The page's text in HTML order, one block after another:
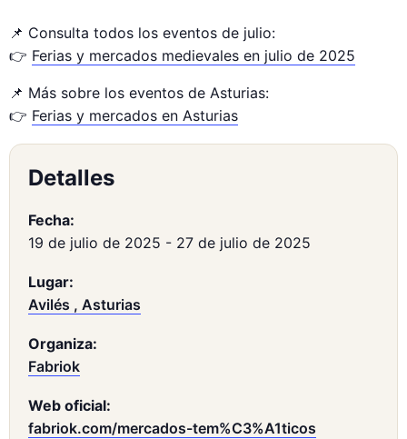
📌 Consulta todos los eventos de julio:
👉 Ferias y mercados medievales en julio de 2025
📌 Más sobre los eventos de Asturias:
👉 Ferias y mercados en Asturias
Detalles
Fecha:
19 de julio de 2025 - 27 de julio de 2025
Lugar:
Avilés , Asturias
Organiza:
Fabriok
Web oficial:
fabriok.com/mercados-tem%C3%A1ticos